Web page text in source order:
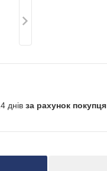
днів за рахунок покупця